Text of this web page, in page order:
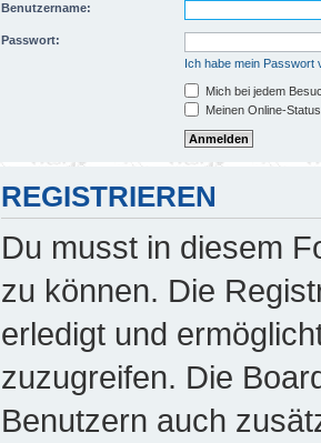
Benutzername:
Passwort:
Ich habe mein Passwort
Mich bei jedem
Meinen Online-
REGISTRIEREN
Du musst in diesem
zu können. Die
erledigt und
zuzugreifen. Die
Benutzern auch